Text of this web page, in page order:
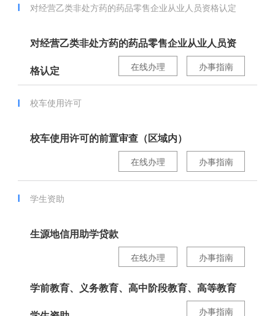
对经营乙类非处方药的药品零售企业从业人员资格认定
对经营乙类非处方药的药品零售企业从业人员资
格认定 办事指南
在线办理
校车使用许可
校车使用许可的前置审查（区域内）
办事指南
在线办理
学生资助
生源地信用助学贷款
办事指南
在线办理
学前教育、义务教育、高中阶段教育、高等教育
办事指南